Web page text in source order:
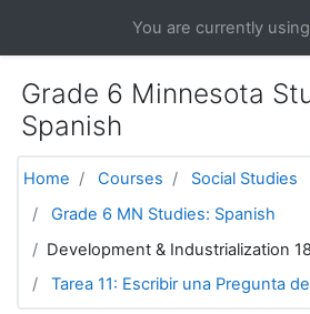
You are currently
Grade 6 Minnesota
Spanish
Home Courses
Social Studies
Grade 6 MN Studies: Spanish
Development & Industrialization
Tarea 11: Escribir una Pregunta